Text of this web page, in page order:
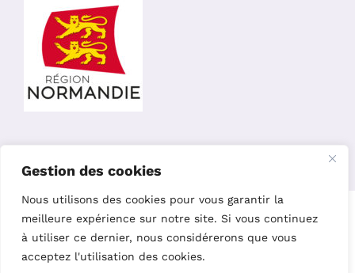
Gestion des cookies
Nous utilisons des cookies pour vous garantir la
meilleure expérience sur notre site. Si vous continuez
à utiliser ce dernier, nous considérerons que vous
acceptez l'utilisation des cookies.
Copyright 2023 – L’Oiseau Parleur Editions |
Site réalisé par
Charline Budor
Création graphique par Nelly Chaillot